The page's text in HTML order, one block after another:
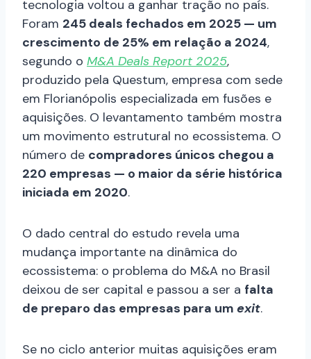
tecnologia voltou a ganhar tração no país.
Foram 245 deals fechados em 2025 — um
crescimento de 25% em relação a 2024,
segundo o M&A Deals Report 2025,
produzido pela Questum, empresa com sede
em Florianópolis especializada em fusões e
aquisições. O levantamento também mostra
um movimento estrutural no ecossistema. O
número de compradores únicos chegou a
220 empresas — o maior da série histórica
iniciada em 2020.
O dado central do estudo revela uma
mudança importante na dinâmica do
ecossistema: o problema do M&A no Brasil
deixou de ser capital e passou a ser a falta
de preparo das empresas para um exit.
Se no ciclo anterior muitas aquisições eram